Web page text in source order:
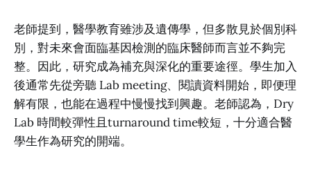
老師提到，醫學教育雖涉及遺傳學，但多散見於個別科
別，對未來會面臨基因檢測的臨床醫師而言並不夠完
整。因此，研究成為補充與深化的重要途徑。學生加入
後通常先從旁聽 Lab meeting、閱讀資料開始，即便理
解有限，也能在過程中慢慢找到興趣。老師認為，Dry
Lab 時間較彈性且turnaround time較短，十分適合醫
學生作為研究的開端。